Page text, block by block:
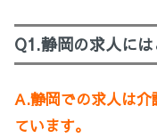
Q1.静岡の求人に
A.静岡での求人は介
ています。